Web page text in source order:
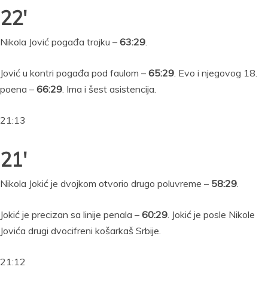
22′
Nikola Jović pogađa trojku – 63:29.
Jović u kontri pogađa pod faulom – 65:29. Evo i njegovog 18.
poena – 66:29. Ima i šest asistencija.
21:13
21′
Nikola Jokić je dvojkom otvorio drugo poluvreme – 58:29.
Jokić je precizan sa linije penala – 60:29. Jokić je posle Nikole
Jovića drugi dvocifreni košarkaš Srbije.
21:12